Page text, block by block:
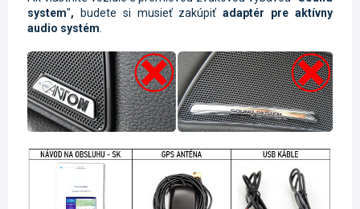
system", budete si musieť zakúpiťadaptér pre aktívny
audio systém